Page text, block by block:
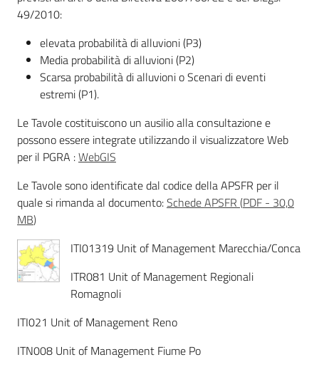
Piani Programmi
Progetti
49/2010:
elevata probabilità di alluvioni (P3)
Media probabilità di alluvioni (P2)
Scarsa probabilità di alluvioni o Scenari di eventi
estremi (P1).
Le Tavole costituiscono un ausilio alla consultazione e
possono essere integrate utilizzando il visualizzatore Web
per il PGRA :WebGIS
Le Tavole sono identificate dal codice della APSFR per il
quale si rimanda al documento:Schede APSFR (PDF - 30,0
MB)
ITI01319 Unit of Management Marecchia/Conca
ITR081 Unit of Management Regionali
Romagnoli
ITI021 Unit of Management Reno
ITN008 Unit of Management Fiume Po